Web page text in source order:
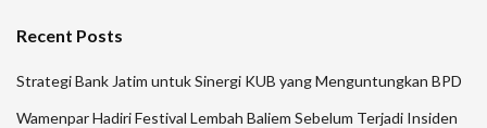
Recent Posts
Strategi Bank Jatim untuk Sinergi KUB yang Menguntungkan BPD
Wamenpar Hadiri Festival Lembah Baliem Sebelum Terjadi Insiden